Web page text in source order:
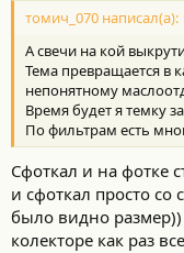
томич_070 написал(а):
А свечи на кой
Тема превращается в
непонятному
Время будет я темку
По фильтрам есть
Сфоткал и на фотке
и сфоткал просто со
было видно размер))
колекторе как раз